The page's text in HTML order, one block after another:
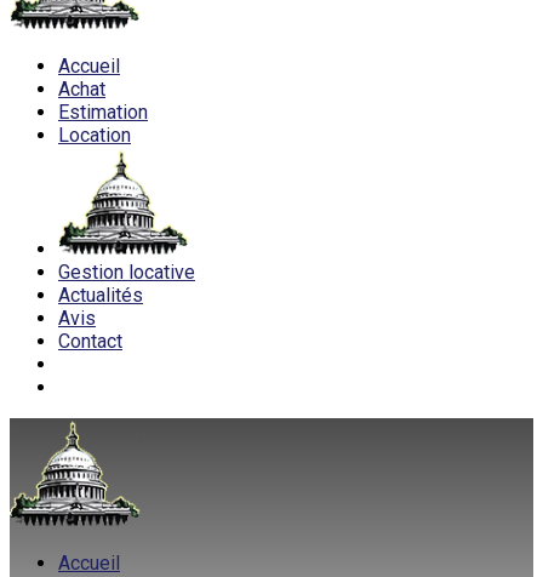
Accueil
Achat
Estimation
Location
Gestion locative
Actualités
Avis
Contact
Accueil